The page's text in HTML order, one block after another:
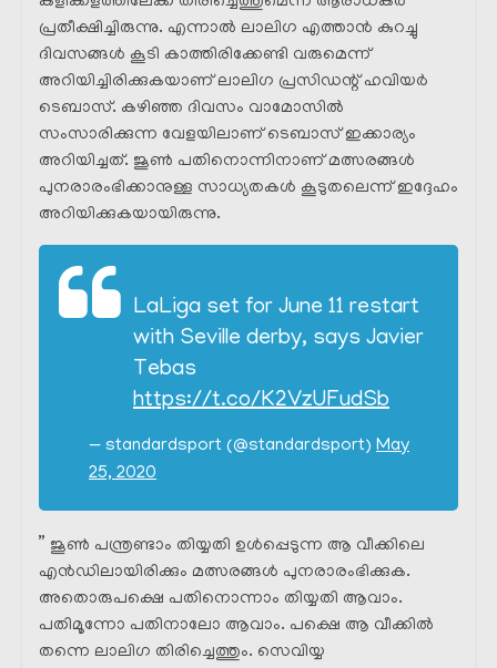
പ്രതീക്ഷിച്ചിരുന്നു. എന്നാൽ ലാലിഗ എത്താൻ കുറച്ചു
ദിവസങ്ങൾ കൂടി കാത്തിരിക്കേണ്ടി വരുമെന്ന്
അറിയിച്ചിരിക്കുകയാണ് ലാലിഗ പ്രസിഡന്റ്‌ ഹവിയർ
ടെബാസ്. കഴിഞ്ഞ ദിവസം വാമോസിൽ
സംസാരിക്കുന്ന വേളയിലാണ് ടെബാസ് ഇക്കാര്യം
അറിയിച്ചത്. ജൂൺ പതിനൊന്നിനാണ് മത്സരങ്ങൾ
പുനരാരംഭിക്കാനുള്ള സാധ്യതകൾ കൂടുതലെന്ന് ഇദ്ദേഹം
അറിയിക്കുകയായിരുന്നു.
LaLiga set for June 11 restart
with Seville derby, says Javier
Tebas
https://t.co/K2VzUFudSb
— standardsport (@standardsport) May
25, 2020
” ജൂൺ പന്ത്രണ്ടാം തിയ്യതി ഉൾപ്പെടുന്ന ആ വീക്കിലെ
എൻഡിലായിരിക്കും മത്സരങ്ങൾ പുനരാരംഭിക്കുക.
അതൊരുപക്ഷെ പതിനൊന്നാം തിയ്യതി ആവാം.
പതിമൂന്നോ പതിനാലോ ആവാം. പക്ഷെ ആ വീക്കിൽ
തന്നെ ലാലിഗ തിരിച്ചെത്തും. സെവിയ്യ